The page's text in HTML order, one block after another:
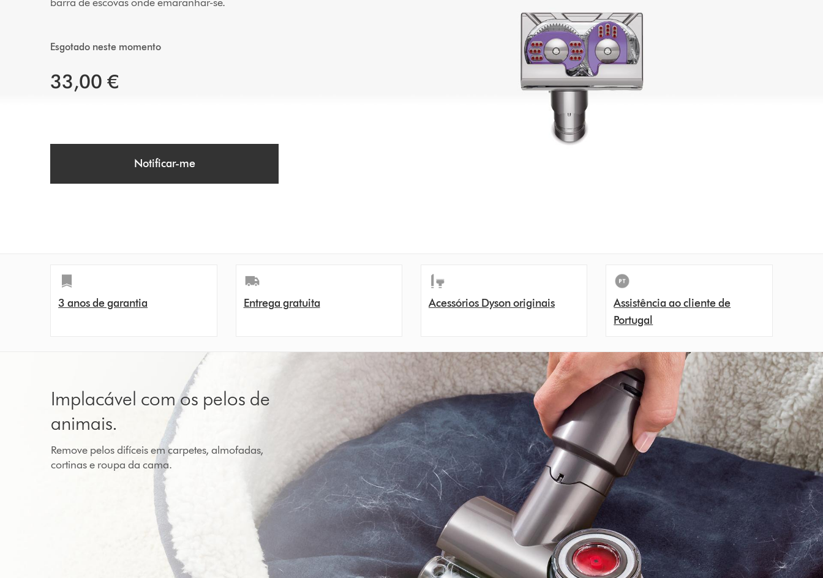
Esgotado neste momento
33,00 €
Notificar-me
3 anos de garantia Entrega gratuita Acessórios Dyson originais
Assistência ao cliente de
Portugal
Implacável com os pelos de
animais.
Remove pelos difíceis em carpetes, almofadas,
cortinas e roupa da cama.